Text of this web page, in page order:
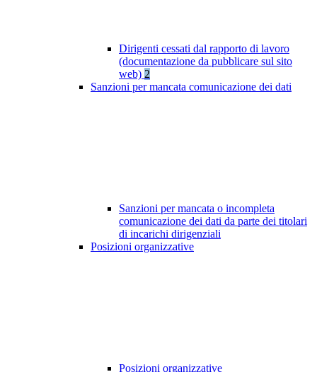
Dirigenti cessati dal rapporto di lavoro
(documentazione da pubblicare sul sito
web) 2
Sanzioni per mancata comunicazione dei dati
Sanzioni per mancata o incompleta
comunicazione dei dati da parte dei titolari
di incarichi dirigenziali
Posizioni organizzative
Posizioni organizzative